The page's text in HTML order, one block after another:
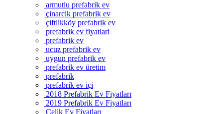
armutlu prefabrik ev
çinarcik prefabrik ev
çiftlikköy prefabrik ev
prefabrik ev fiyatlari
prefabrik ev
ucuz prefabrik ev
uygun prefabrik ev
prefabrik ev üretim
prefabrik
prefabrik ev içi
2018 Prefabrik Ev Fiyatları
2019 Prefabrik Ev Fiyatları
Çelik Ev Fiyatları